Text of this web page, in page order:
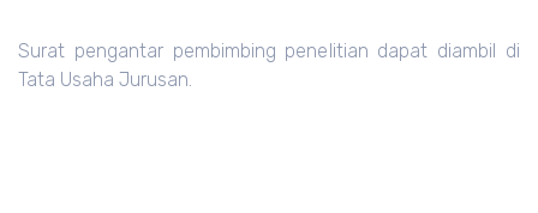
Surat pengantar pembimbing penelitian dapat diambil di
Tata Usaha Jurusan.